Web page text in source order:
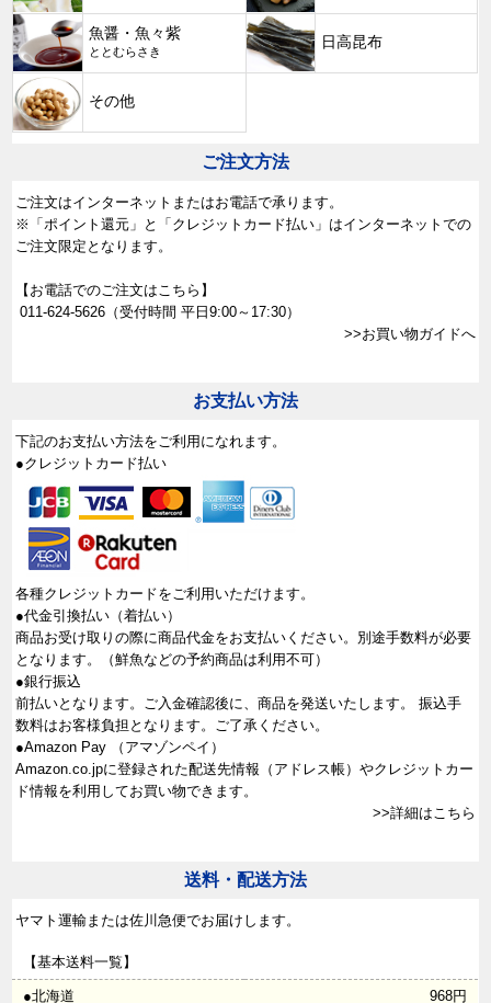
魚醤・魚々紫
ととむらさき
日高昆布
その他
ご注文方法
ご注文はインターネットまたはお電話で承ります。
※「ポイント還元」と「クレジットカード払い」はインターネットでの
ご注文限定となります。
【お電話でのご注文はこちら】
011-624-5626 （受付時間 平日9:00～17:30）
>>お買い物ガイドへ
お支払い方法
下記のお支払い方法をご利用になれます。
●クレジットカード払い
各種クレジットカードをご利用いただけます。
●代金引換払い（着払い）
商品お受け取りの際に商品代金をお支払いください。別途手数料が必要
となります。（鮮魚などの予約商品は利用不可）
●銀行振込
前払いとなります。ご入金確認後に、商品を発送いたします。 振込手
数料はお客様負担となります。ご了承ください。
●Amazon Pay （アマゾンペイ）
Amazon.co.jpに登録された配送先情報（アドレス帳）やクレジットカー
ド情報を利用してお買い物できます。
>>詳細はこちら
送料・配送方法
ヤマト運輸または佐川急便でお届けします。
【基本送料一覧】
●北海道 968円